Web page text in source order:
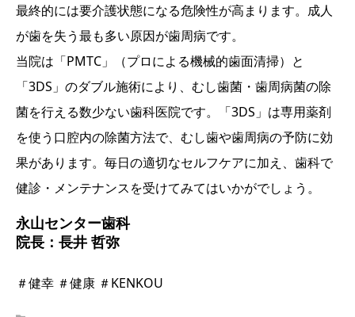
最終的には要介護状態になる危険性が高まります。成人
が歯を失う最も多い原因が歯周病です。
当院は「PMTC」（プロによる機械的歯面清掃）と
「3DS」のダブル施術により、むし歯菌・歯周病菌の除
菌を行える数少ない歯科医院です。「3DS」は専用薬剤
を使う口腔内の除菌方法で、むし歯や歯周病の予防に効
果があります。毎日の適切なセルフケアに加え、歯科で
健診・メンテナンスを受けてみてはいかがでしょう。
永山センター歯科
院長：長井 哲弥
＃健幸 ＃健康 ＃KENKOU